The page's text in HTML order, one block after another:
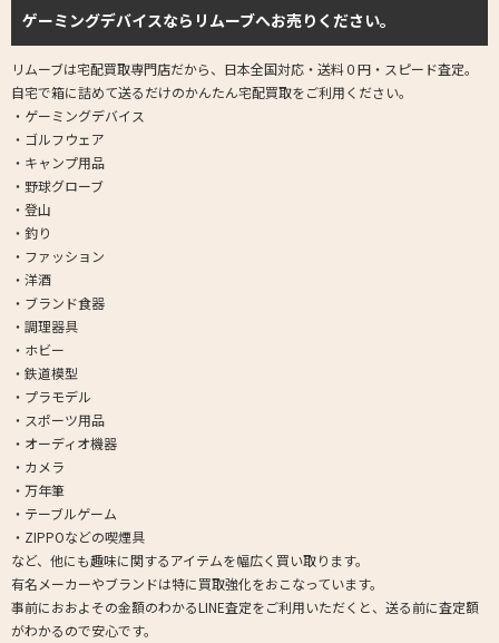
ゲーミングデバイスならリムーブへお売りください。
リムーブは宅配買取専門店だから、日本全国対応・送料０円・スピード査定。
自宅で箱に詰めて送るだけのかんたん宅配買取をご利用ください。
・ゲーミングデバイス
・ゴルフウェア
・キャンプ用品
・野球グローブ
・登山
・釣り
・ファッション
・洋酒
・ブランド食器
・調理器具
・ホビー
・鉄道模型
・プラモデル
・スポーツ用品
・オーディオ機器
・カメラ
・万年筆
・テーブルゲーム
・ZIPPOなどの喫煙具
など、他にも趣味に関するアイテムを幅広く買い取ります。
有名メーカーやブランドは特に買取強化をおこなっています。
事前におおよその金額のわかるLINE査定をご利用いただくと、送る前に査定額
がわかるので安心です。